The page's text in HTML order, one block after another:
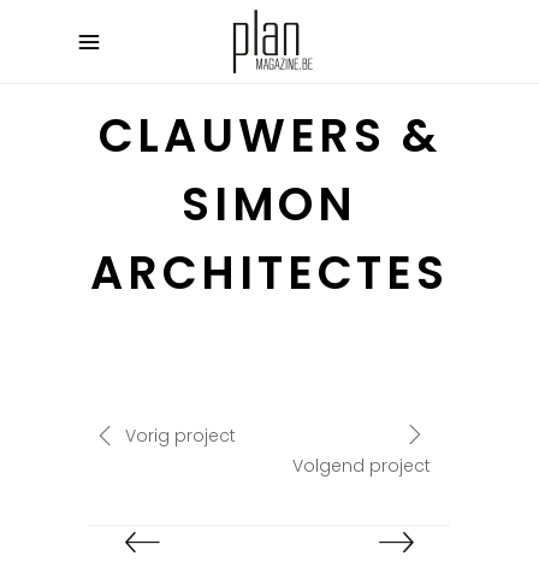
CLAUWERS &
SIMON
ARCHITECTES
Vorig project
Volgend project